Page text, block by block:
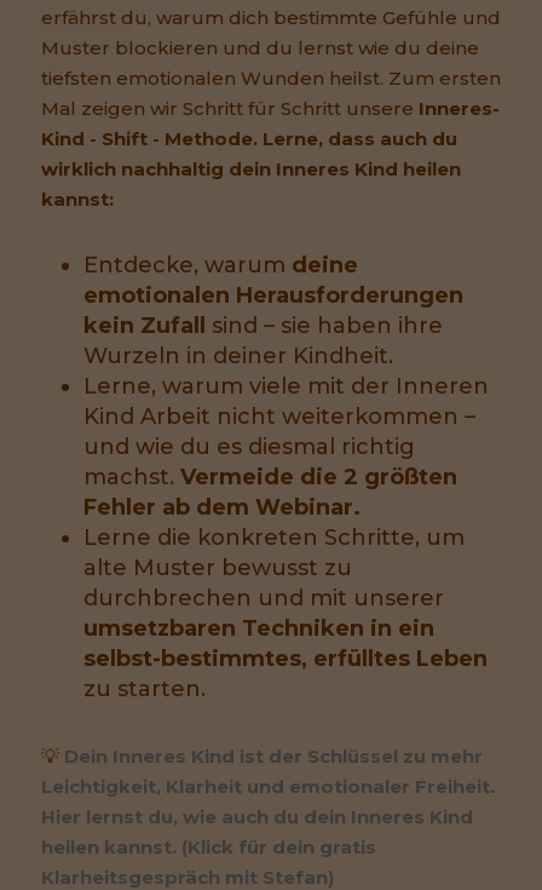
erfährst du, warum dich bestimmte Gefühle und
Muster blockieren und du lernst wie du deine
tiefsten emotionalen Wunden heilst. Zum ersten
Mal zeigen wir Schritt für Schritt unsere Inneres-
Kind - Shift - Methode. Lerne, dass auch du
wirklich nachhaltig dein Inneres Kind heilen
kannst:
Entdecke, warum deine
emotionalen Herausforderungen
kein Zufall sind – sie haben ihre
Wurzeln in deiner Kindheit.
Lerne, warum viele mit der Inneren
Kind Arbeit nicht weiterkommen –
und wie du es diesmal richtig
machst. Vermeide die 2 größten
Fehler ab dem Webinar.
Lerne die konkreten Schritte, um
alte Muster bewusst zu
durchbrechen und mit unserer
umsetzbaren Techniken in ein
selbst-bestimmtes, erfülltes Leben
zu starten.
💡 Dein Inneres Kind ist der Schlüssel zu mehr
Leichtigkeit, Klarheit und emotionaler Freiheit.
Hier lernst du, wie auch du dein Inneres Kind
heilen kannst. (Klick für dein gratis
Klarheitsgespräch mit Stefan)